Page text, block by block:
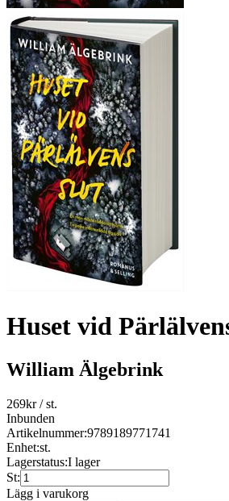
Huset vid
William Älgebrink
269kr/ st.
Inbunden
Artikelnummer:9789189771741
Enhet:st.
Lagerstatus:I lager
St:
Lägg i varukorg